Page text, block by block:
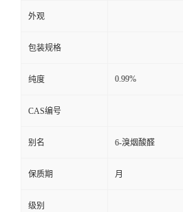
外观
包装规格
纯度 0.99%
CAS编号
别名 6-溴烟酸醛
保质期 月
级别